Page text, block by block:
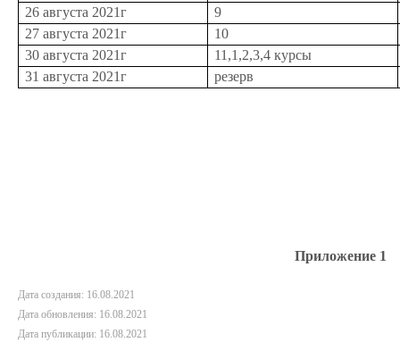
26 августа 2021г
9
27 августа 2021г
10
30 августа 2021г
11,1,2,3,4 курсы
31 августа 2021г
резерв
Приложение 1
Дата создания: 16.08.2021
Дата обновления: 16.08.2021
Дата публикации: 16.08.2021